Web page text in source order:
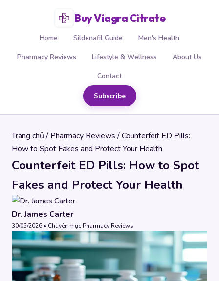
Buy Viagra Citrate
Home Sildenafil Guide Men's Health
Pharmacy Reviews Lifestyle & Wellness About Us
Contact
Subscribe
Trang chủ/ Pharmacy Reviews/ Counterfeit ED Pills:
How to Spot Fakes and Protect Your Health
Counterfeit ED Pills: How to Spot
Fakes and Protect Your Health
Dr. James Carter
30/05/2026 • Chuyên mục Pharmacy Reviews